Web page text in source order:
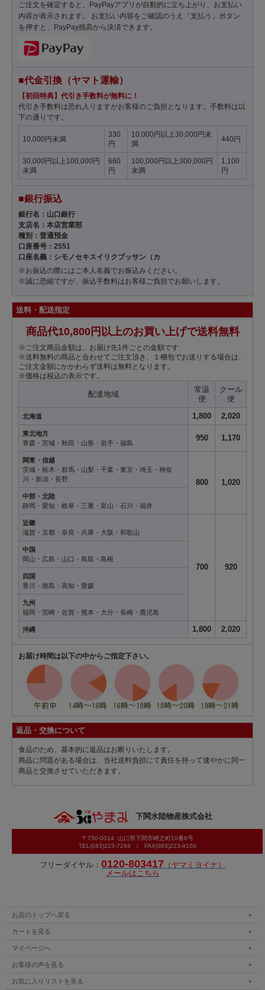
ご注文を確定すると、PayPayアプリが自動的に立ち上がり、お支払い
内容が表示されます。 お支払い内容をご確認のうえ「支払う」ボタン
を押すと、PayPay残高から決済できます。
■代金引換（ヤマト運輸）
【初回特典】代引き手数料が無料に！
代引き手数料は恐れ入りますがお客様のご負担となります。手数料は以
下の通りです。
10,000円未満
330
円
10,000円以上30,000円未
満
440円
30,000円以上100,000円
未満
660
円
100,000円以上300,000円
未満
1,100
円
■銀行振込
銀行名：山口銀行
支店名：本店営業部
種別：普通預金
口座番号：2551
口座名義：シモノセキスイリクブッサン（カ
※お振込の際にはご本人名義でお振込みください。
※誠に恐縮ですが、振込手数料はお客様ご負担でお願いします。
送料・配送指定
商品代10,800円以上のお買い上げで送料無料
※ご注文商品金額は、お届け先1件ごとの金額です
※送料無料の商品と合わせてご注文頂き、１梱包でお送りする場合は、
ご注文金額にかかわらず送料は無料となります。
※価格は税込の表示です。
配達地域
常温
便
クール
便
北海道 1,800 2,020
東北地方
青森・宮城・秋田・山形・岩手・福島
950 1,170
関東・信越
茨城・栃木・群馬・山梨・千葉・東京・埼玉・神奈
川・新潟・長野
800 1,020
中部・北陸
静岡・愛知・岐阜・三重・富山・石川・福井
近畿
滋賀・京都・奈良・兵庫・大阪・和歌山
700 920
中国
岡山・広島・山口・鳥取・島根
四国
香川・徳島・高知・愛媛
九州
福岡・宮崎・佐賀・熊本・大分・長崎・鹿児島
沖縄 1,800 2,020
お届け時間は以下の中からご指定下さい。
返品・交換について
食品のため、基本的に返品はお断りいたします。
商品に問題がある場合は、当社送料負担にて責任を持って速やかに同一
商品と交換させていただきます。
下関水陸物産株式会社
〒750-0014 山口県下関市岬之町10番6号
TEL(083)223-7284 / FAX(083)223-9100
フリーダイヤル： 0120-803417 （ヤマミヨイナ）
メールはこちら
お店のトップへ戻る
カートを見る
マイページへ
お客様の声を見る
お気に入りリストを見る